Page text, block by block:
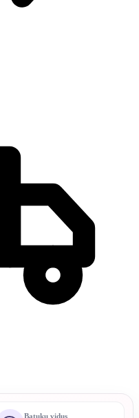
Batukų vidus